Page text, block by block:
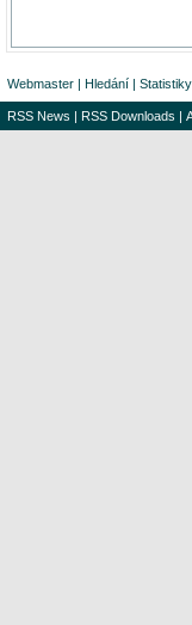
Webmaster | Hledání | Statistiky
RSS News | RSS Downloads |